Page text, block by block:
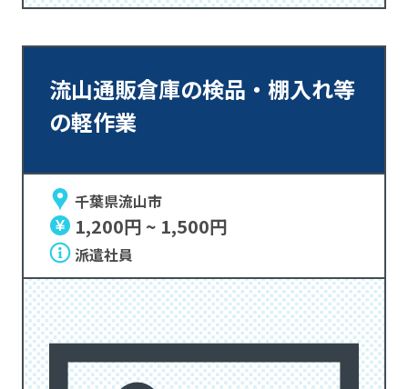
流山通販倉庫の検品・棚入れ等
の軽作業
千葉県流山市
1,200円 ~ 1,500円
派遣社員